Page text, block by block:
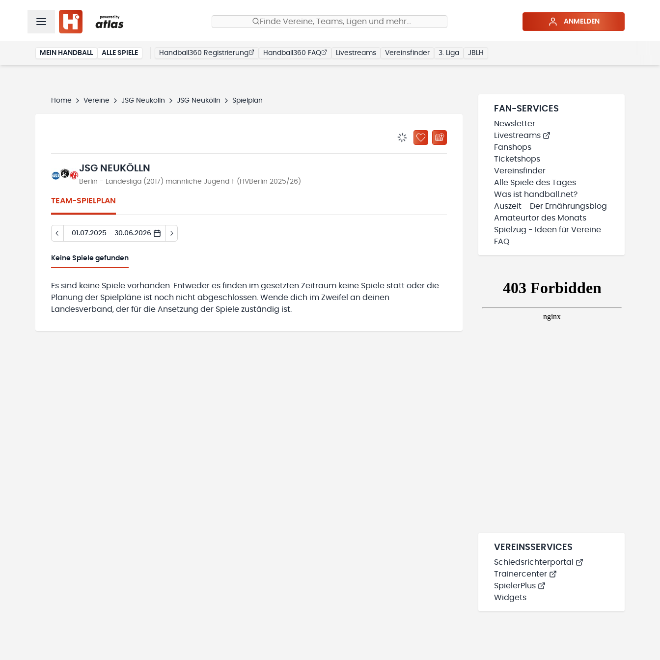
Finde Vereine, Teams, Ligen und mehr… ANMELDEN
MEIN HANDBALL ALLE SPIELE Handball360 Registrierung Handball360 FAQ Livestreams Vereinsfinder 3. Liga JBLH
Home Vereine JSG Neukölln JSG Neukölln Spielplan
BENACHRICHTIGUNGSSTATUS WIRD GELADEN
ZU „MEINE TEAMS“ HINZUFÜGEN
JSG NEUKÖLLN
Berlin - Landesliga (2017) männliche Jugend F (HVBerlin 2025/26)
TEAM-SPIELPLAN
01.07.2025 - 30.06.2026
Keine Spiele gefunden
Es sind keine Spiele vorhanden. Entweder es finden im gesetzten Zeitraum keine Spiele statt oder die
Planung der Spielpläne ist noch nicht abgeschlossen. Wende dich im Zweifel an deinen
Landesverband, der für die Ansetzung der Spiele zuständig ist.
FAN-SERVICES
Newsletter
Livestreams
Fanshops
Ticketshops
Vereinsfinder
Alle Spiele des Tages
Was ist handball.net?
Auszeit - Der Ernährungsblog
Amateurtor des Monats
Spielzug - Ideen für Vereine
FAQ
VEREINSSERVICES
Schiedsrichterportal
Trainercenter
SpielerPlus
Widgets